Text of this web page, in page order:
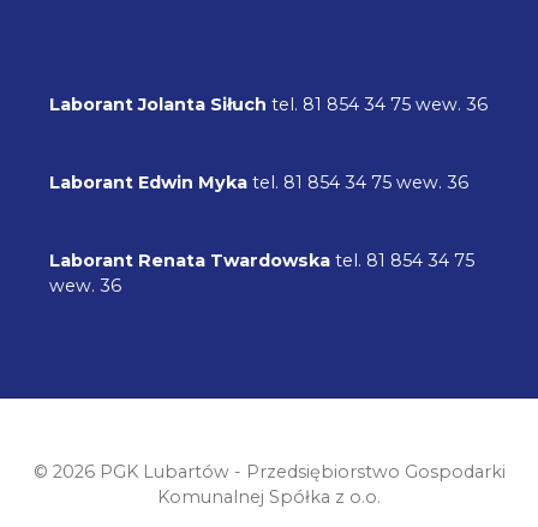
Laborant Jolanta Siłuch tel. 81 854 34 75 wew. 36
Laborant Edwin Myka tel. 81 854 34 75 wew. 36
Laborant Renata Twardowska tel. 81 854 34 75
wew. 36
© 2026 PGK Lubartów - Przedsiębiorstwo Gospodarki
Komunalnej Spółka z o.o.